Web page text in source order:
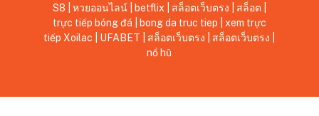
S8
หวยออนไลน์| betflix| สล็อตเว็บตรง สล็อต
trực tiếp bóng đá
bong da truc tiep
xem trực
tiếp Xoilac
UFABET สล็อตเว็บตรง สล็อตเว็บตรง
nổ hũ